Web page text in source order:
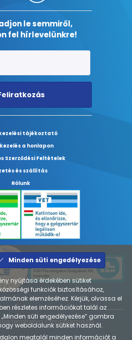
le semmiről,
fel hírlevelünkre!
tájékoztató
a honlapon
Szerződési Feltételek
és szállítás
Rólunk
fenntartva ⚕︎ mypharma.hu
Minden süti engedélyezése
nyújtása érdekében sütiket
funkciók biztosításához,
elemzéséhez. Kérjük, olvassa el
részletes információkat talál az
süti engedélyezése” gombra
weboldalunk sütiket használ.
megtalál minden információt a